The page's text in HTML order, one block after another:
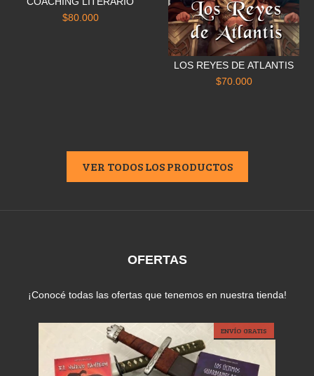
$80.000
LOS REYES DE ATLANTIS
$70.000
VER TODOS LOS PRODUCTOS
OFERTAS
¡Conocé todas las ofertas que tenemos en nuestra tienda!
ENVÍO GRATIS